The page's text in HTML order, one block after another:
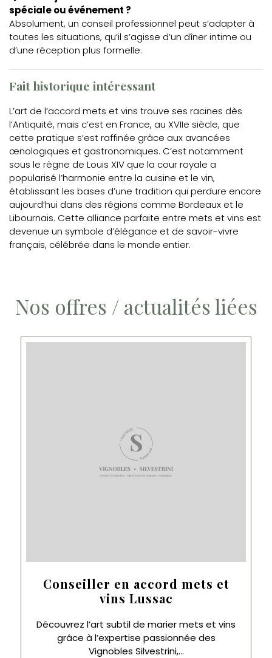
spéciale ou événement ?
Absolument, un conseil professionnel peut s’adapter à
toutes les situations, qu’il s’agisse d’un dîner intime ou
d’une réception plus formelle.
Fait historique intéressant
L’art de l’accord mets et vins trouve ses racines dès
l’Antiquité, mais c’est en France, au XVIIe siècle, que
cette pratique s’est raffinée grâce aux avancées
œnologiques et gastronomiques. C’est notamment
sous le règne de Louis XIV que la cour royale a
popularisé l’harmonie entre la cuisine et le vin,
établissant les bases d’une tradition qui perdure encore
aujourd’hui dans des régions comme Bordeaux et le
Libournais. Cette alliance parfaite entre mets et vins est
devenue un symbole d’élégance et de savoir-vivre
français, célébrée dans le monde entier.
Nos offres / actualités liées
Conseiller en accord mets et
vins Lussac
Découvrez l’art subtil de marier mets et vins
grâce à l’expertise passionnée des
Vignobles Silvestrini,...